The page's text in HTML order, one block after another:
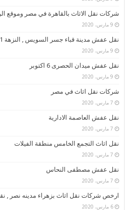
شركات نقل الاثاث بالقاهرة في مصر وموقع
9 مارس، 2020
نقل عفش مدينة قباء جسر السويس , النزهة 1 والنزهة 2, مصر الجديدة
9 مارس، 2020
نقل عفش ميدان الحصرى 6 اكتوبر
9 مارس، 2020
شركات نقل اثاث في مصر
7 مارس، 2020
نقل عفش العاصمة الادارية
7 مارس، 2020
نقل اثاث التجمع الخامس منطقة الفيلات
7 مارس، 2020
نقل عفش مصطفى النحاس
7 مارس، 2020
ارخص شركات نقل اثاث بزهراء مدينه نصر ,
6 مارس، 2020